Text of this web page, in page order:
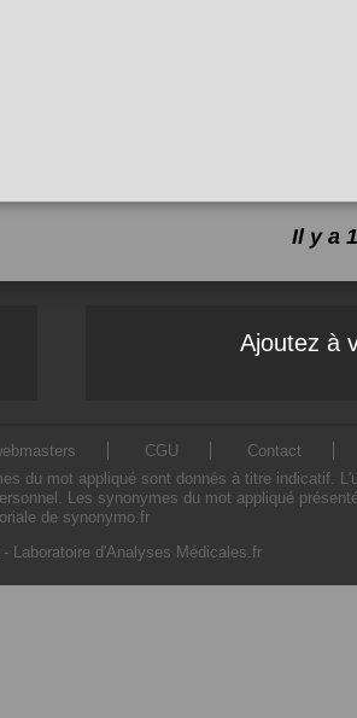
Il y a
Ajoutez à
CGU Contact
du mot appliqué sont donnés à titre indicatif.
Les synonymes du mot appliqué
de synonymo.fr
- Laboratoire d'Analyses Médicales.fr